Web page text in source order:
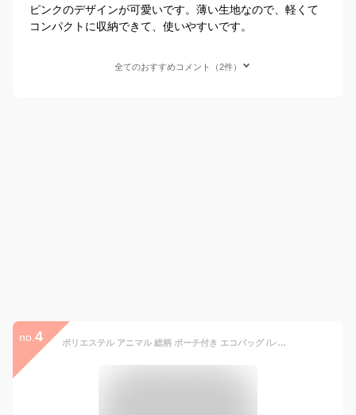
ピンクのデザインが可愛いです。薄い生地なので、軽くて
コンパクトに収納できて、使いやすいです。
全てのおすすめコメント（2件）
no. 4 ポリエステル アニマル 総柄 ポーチ付き エコバッグ /レディース 女性 トートバッグ 折りたたみ 折り畳み パッカブル ポケッタブル コンパクト ショッピングバッグ 買い物バッグ マイバッグ 大容量 A4 かわいい 可愛い おしゃれ オシャレ 軽量 軽い 洗える 洗濯 ナイロン p